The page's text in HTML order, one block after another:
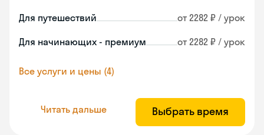
Для путешествий от 2282 ₽ / урок
Для начинающих - премиум от 2282 ₽ / урок
Все услуги и цены (4)
Читать дальше Выбрать время